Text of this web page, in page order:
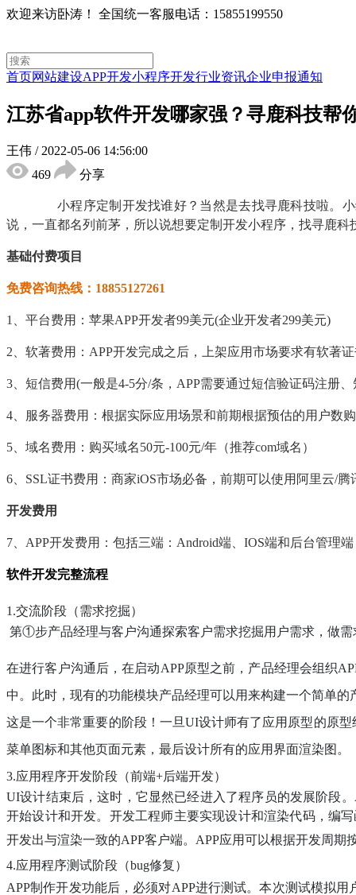
欢迎来访卧涛！ 全国统一客服电话：15855199550
首页网站建设APP开发小程序开发行业资讯企业申报通知
江苏省app软件开发哪家强？寻鹿科技帮
王伟 / 2022-05-06 14:56:00
469
分享
小程序定制开发找谁好？当然是去找寻鹿科技啦。
说，一直都名列前茅，所以说想要定制开发小程序，找寻鹿科
基础付费项目
免费咨询热线：18855127261
1、平台费用：苹果APP开发者99美元(企业开发者299美元)
2、软著费用：APP开发完成之后，上架应用市场要求有软著
3、短信费用(一般是4-5分/条，APP需要通过短信验证码注册
4、服务器费用：根据实际应用场景和前期根据预估的用户数
5、域名费用：购买域名50元-100元/年（推荐com域名）
6、SSL证书费用：商家iOS市场必备，前期可以使用阿里云/
开发费用
7、APP开发费用：包括三端：Android端、IOS端和后台管理
软件开发完整流程
1.交流阶段（需求挖掘）
第①步产品经理与客户沟通探索客户需求挖掘用户需求，做
在进行客户沟通后，在启动APP原型之前，产品经理会组织
中。此时，现有的功能模块产品经理可以用来构建一个简单的
这是一个非常重要的阶段！一旦UI设计师有了应用原型的原
菜单图标和其他页面元素，最后设计所有的应用界面渲染图。
3.应用程序开发阶段（前端+后端开发）
UI设计结束后，这时，它显然已经进入了程序员的发展阶段
开始设计和开发。开发工程师主要实现设计和渲染代码，编
开发出与渲染一致的APP客户端。APP应用可以根据开发周期
4.应用程序测试阶段（bug修复）
APP制作开发功能后，必须对APP进行测试。本次测试模拟